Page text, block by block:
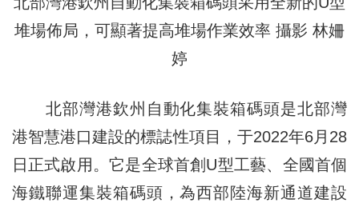
堆場佈局，可顯著提高堆場作業效率 攝影 林姍
婷
北部灣港欽州自動化集裝箱碼頭是北部灣
港智慧港口建設的標誌性項目，于2022年6月28
日正式啟用。它是全球首創U型工藝、全國首個
海鐵聯運集裝箱碼頭，為西部陸海新通道建設